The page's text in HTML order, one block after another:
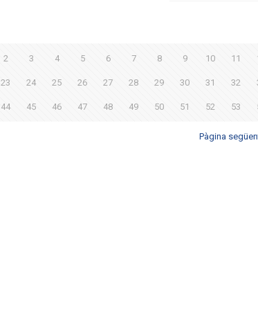
2 3 4 5 6 7 8 9 10 11
23 24 25 26 27 28 29 30 31 32
44 45 46 47 48 49 50 51 52 53
Pàgina